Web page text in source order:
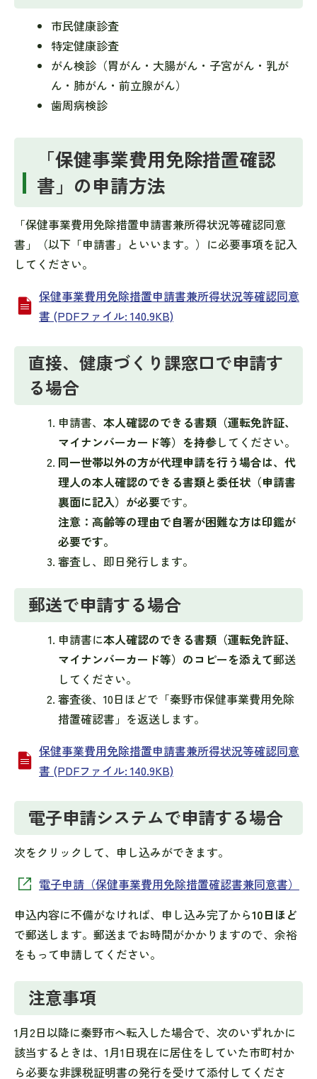
市民健康診査
特定健康診査
がん検診（胃がん・大腸がん・子宮がん・乳が
ん・肺がん・前立腺がん）
歯周病検診
「保健事業費用免除措置確認
書」の申請方法
「保健事業費用免除措置申請書兼所得状況等確認同意
書」（以下「申請書」といいます。）に必要事項を記入
してください。
保健事業費用免除措置申請書兼所得状況等確認同意
書 (PDFファイル: 140.9KB)
直接、健康づくり課窓口で申請す
る場合
申請書、 本人確認のできる書類（運転免許証、
マイナンバーカード等）を持参してください。
同一世帯以外の方が代理申請を行う場合は、代
理人の本人確認のできる書類と委任状（申請書
裏面に記入）が必要です。
注意：高齢等の理由で自署が困難な方は印鑑が
必要です。
審査し、即日発行します。
郵送で申請する場合
申請書に本人確認のできる書類（運転免許証、
マイナンバーカード等）のコピーを添えて郵送
してください。
審査後、10日ほどで「秦野市保健事業費用免除
措置確認書」を返送します。
保健事業費用免除措置申請書兼所得状況等確認同意
書 (PDFファイル: 140.9KB)
電子申請システムで申請する場合
次をクリックして、申し込みができます。
電子申請（保健事業費用免除措置確認書兼同意書）
申込内容に不備がなければ、申し込み完了から10日ほど
で郵送します。郵送までお時間がかかりますので、余裕
をもって申請してください。
注意事項
1月2日以降に秦野市へ転入した場合で、次のいずれかに
該当するときは、1月1日現在に居住をしていた市町村か
ら必要な非課税証明書の発行を受けて添付してくださ